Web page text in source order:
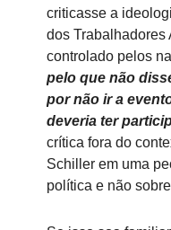
criticasse a
dos Trabalhadores
controlado pelos
pelo que não
por não ir a
deveria ter
crítica fora do
Schiller em uma
política e não